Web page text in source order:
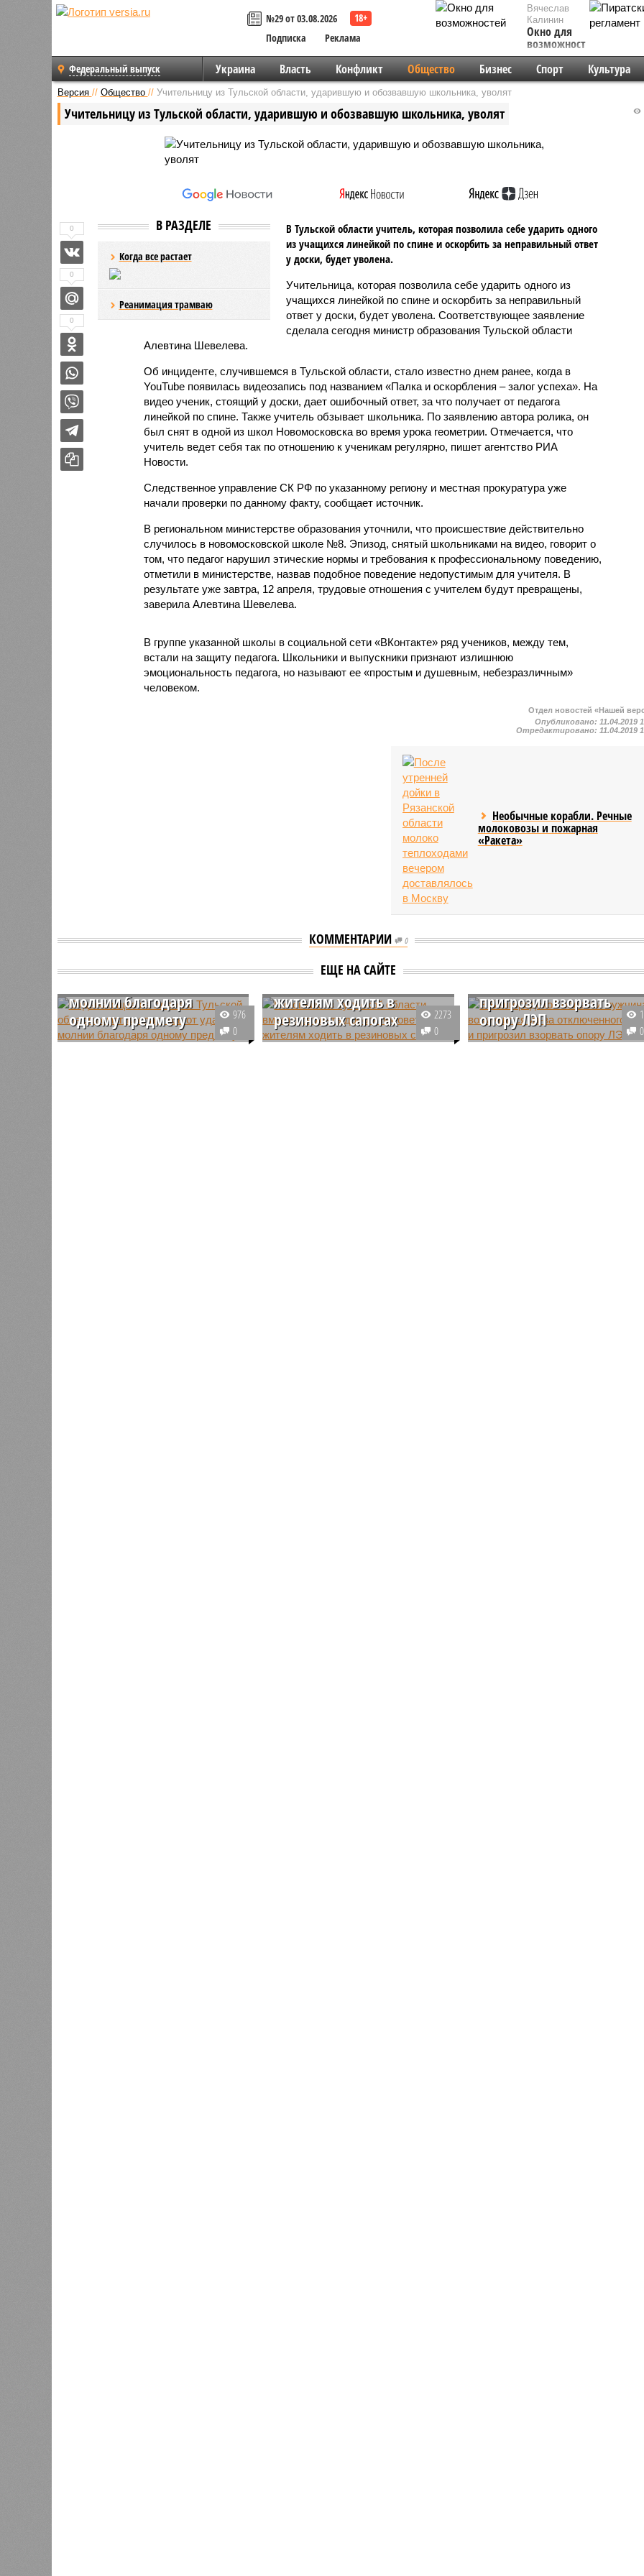
№29 от 03.08.2026
Подписка
Реклама
Вячеслав
Калинин
Окно для
возможностей
Федеральный выпуск Украина Власть Конфликт Общество Бизнес Спорт Культура
Версия // Общество // Учительницу из Тульской области, ударившую и обозвавшую школьника, уволят
Учительницу из Тульской области, ударившую и обозвавшую школьника, уволят
В РАЗДЕЛЕ
Когда все растает
Реанимация трамваю
В Тульской области учитель, которая позволила себе ударить одного
из учащихся линейкой по спине и оскорбить за неправильный ответ
у доски, будет уволена.
Учительница, которая позволила себе ударить одного из
учащихся линейкой по спине и оскорбить за неправильный
ответ у доски, будет уволена. Соответствующее заявление
сделала сегодня министр образования Тульской области
Алевтина Шевелева.
Об инциденте, случившемся в Тульской области, стало известно днем ранее, когда в
YouTube появилась видеозапись под названием «Палка и оскорбления – залог успеха». На
видео ученик, стоящий у доски, дает ошибочный ответ, за что получает от педагога
линейкой по спине. Также учитель обзывает школьника. По заявлению автора ролика, он
был снят в одной из школ Новомосковска во время урока геометрии. Отмечается, что
учитель ведет себя так по отношению к ученикам регулярно, пишет агентство РИА
Новости.
Следственное управление СК РФ по указанному региону и местная прокуратура уже
начали проверки по данному факту, сообщает источник.
В региональном министерстве образования уточнили, что происшествие действительно
случилось в новомосковской школе №8. Эпизод, снятый школьниками на видео, говорит о
том, что педагог нарушил этические нормы и требования к профессиональному поведению,
отметили в министерстве, назвав подобное поведение недопустимым для учителя. В
результате уже завтра, 12 апреля, трудовые отношения с учителем будут превращены,
заверила Алевтина Шевелева.
В группе указанной школы в социальной сети «ВКонтакте» ряд учеников, между тем,
встали на защиту педагога. Школьники и выпускники признают излишнюю
эмоциональность педагога, но называют ее «простым и душевным, небезразличным»
человеком.
0
0
0
Отдел новостей «Нашей
Опубликовано: 11.04.2019
Отредактировано: 11.04.2019
Необычные корабли. Речные
молоковозы и пожарная
«Ракета»
КОММЕНТАРИИ 0
ЕЩЕ НА САЙТЕ
Отдыхающие на пляже в
Тульской области смогли
молнии благодаря
одному предмету
На пляже в Тульской области
976
0
Чиновник из Тульской
области вместо ремонта
дороги посоветовал
жителям ходить в
резиновых сапогах
Население деревни в Тульской
2273
0
В Белгородской области
мужчина возмутился из-
пригрозил взорвать
опору ЛЭП
Житель Белгородской области
0